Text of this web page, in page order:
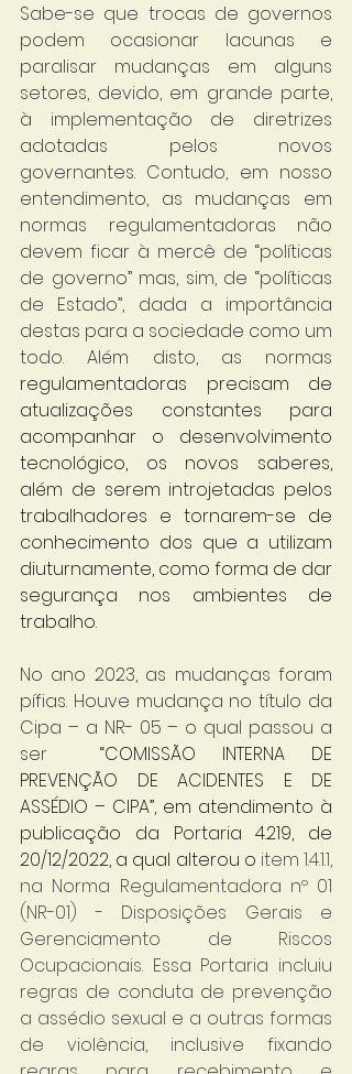
Sabe-se que trocas de governos
podem ocasionar lacunas e
paralisar mudanças em alguns
setores, devido, em grande parte,
à implementação de diretrizes
adotadas pelos novos
governantes. Contudo, em nosso
entendimento, as mudanças em
normas regulamentadoras não
devem ficar à mercê de “políticas
de governo” mas, sim, de “políticas
de Estado”, dada a importância
destas para a sociedade como um
regulamentadoras precisam de
atualizações constantes para
acompanhar o desenvolvimento
tecnológico, os novos saberes,
além de serem introjetadas pelos
trabalhadores e tornarem-se de
conhecimento dos que a utilizam
diuturnamente, como forma de dar
segurança nos ambientes de
trabalho.
No ano 2023, as mudanças foram
pífias. Houve mudança no título da
Cipa – a NR- 05 – o qual passou a
ser
“COMISSÃO INTERNA DE
PREVENÇÃO DE ACIDENTES E DE
ASSÉDIO – CIPA”, em atendimento à
publicação da Portaria 4.219, de
20/12/2022, a qual alterou o item 1.4.1.1,
na Norma Regulamentadora nº 01
(NR-01) - Disposições Gerais e
Gerenciamento de Riscos
Ocupacionais. Essa Portaria incluiu
regras de conduta de prevenção
a assédio sexual e a outras formas
de violência, inclusive fixando